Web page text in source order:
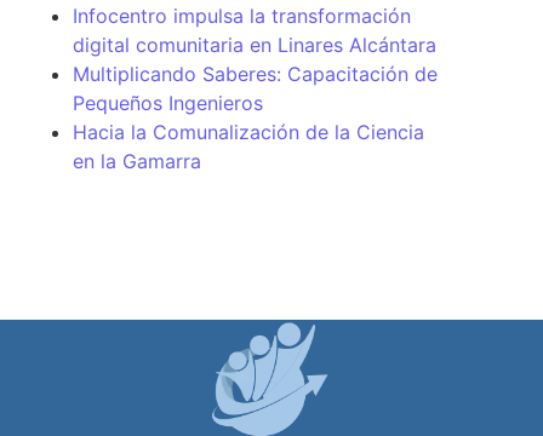
Infocentro impulsa la transformación
digital comunitaria en Linares Alcántara
Multiplicando Saberes: Capacitación de
Pequeños Ingenieros
Hacia la Comunalización de la Ciencia
en la Gamarra